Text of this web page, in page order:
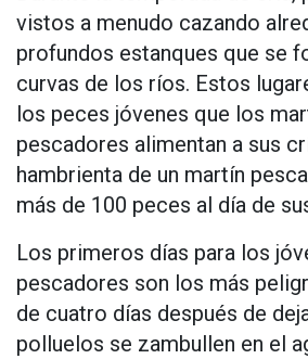
vistos a menudo cazando
profundos estanques que se
curvas de los ríos. Estos
los peces jóvenes que los
pescadores alimentan a sus
hambrienta de un martín
más de 100 peces al día de
Los primeros días para los
pescadores son los más
de cuatro días después de
polluelos se zambullen en el